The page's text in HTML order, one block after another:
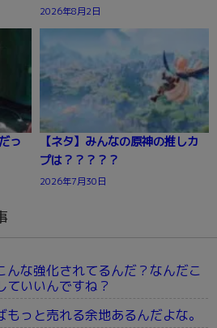
2026年8月2日
っ
【ネタ】みんなの原神の推しカ
プは？？？？？
2026年7月30日
んな強化されてるんだ？なんだこ
ていいんですね？
もっと売れる余地あるんだよな。